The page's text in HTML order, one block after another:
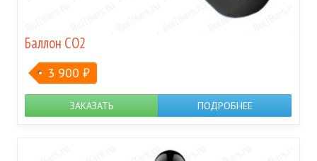
Баллон CO2
3 900 ₽
ЗАКАЗАТЬ ПОДРОБНЕЕ